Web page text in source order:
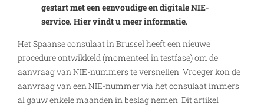
gestart met een eenvoudige en digitale NIE-
service. Hier vindt u meer informatie.
Het Spaanse consulaat in Brussel heeft een nieuwe
procedure ontwikkeld (momenteel in testfase) om de
aanvraag van NIE-nummers te versnellen. Vroeger kon de
aanvraag van een NIE-nummer via het consulaat immers
al gauw enkele maanden in beslag nemen. Dit artikel